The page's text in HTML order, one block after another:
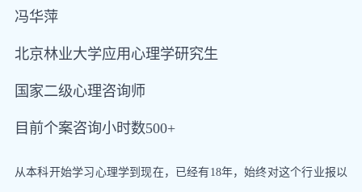
冯华萍
北京林业大学应用心理学研究生
国家二级心理咨询师
目前个案咨询小时数500+
从本科开始学习心理学到现在，已经有18年，始终对这个行业报以